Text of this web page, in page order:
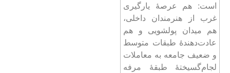
است: هم عرصۀ یارگیری
غرب از هنرمندان داخلی،
هم میدان پولشویی و هم
عادت‌دهندۀ طبقات متوسط
و ضعیف جامعه به معاملات
لجام‌گسیختۀ طبقۀ مرفه